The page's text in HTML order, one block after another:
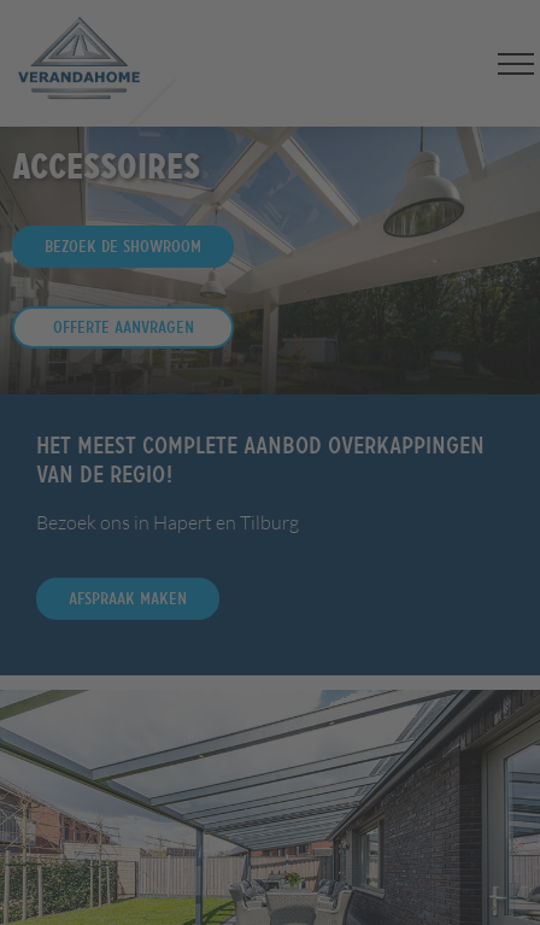
MAAK UW VERANDA COMPLEET MET ONZE
ACCESSOIRES
Bezoek de showroom
Offerte aanvragen
HET MEEST COMPLETE AANBOD OVERKAPPINGEN
VAN DE REGIO!
Bezoek ons in Hapert en Tilburg
Afspraak maken